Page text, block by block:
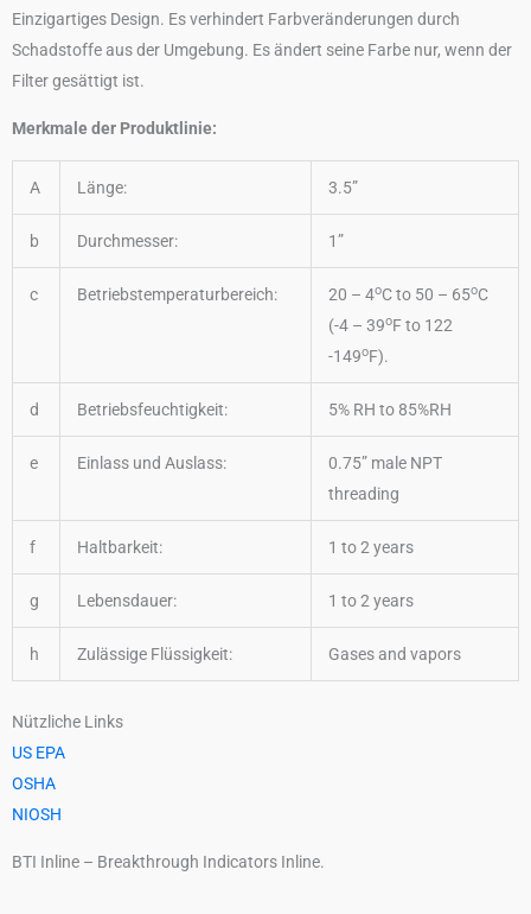
Einzigartiges Design. Es verhindert Farbveränderungen durch
Schadstoffe aus der Umgebung. Es ändert seine Farbe nur, wenn der
Filter gesättigt ist.
Merkmale der Produktlinie:
A Länge: 3.5”
b Durchmesser: 1”
c Betriebstemperaturbereich: 20 – 4oC to 50 – 65oC
(-4 – 39oF to 122
-149oF).
d Betriebsfeuchtigkeit: 5% RH to 85%RH
e Einlass und Auslass:
0.75” male NPT
threading
f Haltbarkeit: 1 to 2 years
g Lebensdauer: 1 to 2 years
h Zulässige Flüssigkeit: Gases and vapors
Nützliche Links
US EPA
OSHA
NIOSH
BTI Inline – Breakthrough Indicators Inline.